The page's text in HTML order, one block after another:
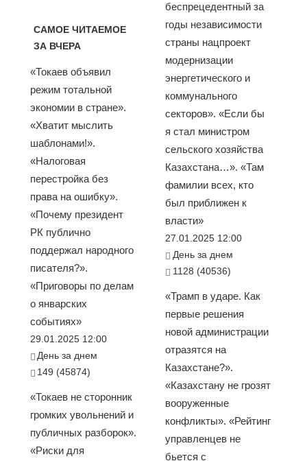
САМОЕ ЧИТАЕМОЕ
ЗА ВЧЕРА
«Токаев объявил
режим тотальной
экономии в стране».
«Хватит мыслить
шаблонами!».
«Налоговая
перестройка без
права на ошибку».
«Почему президент
РК публично
поддержал народного
писателя?».
«Приговоры по делам
о январских
событиях»
29.01.2025 12:00
День за днем
149 (45874)
«Токаев не сторонник
громких увольнений и
публичных разборок».
«Риски для
беспрецедентный за
годы независимости
страны нацпроект
модернизации
энергетического и
коммунального
секторов». «Если бы
я стал министром
сельского хозяйства
Казахстана…». «Там
фамилии всех, кто
был приближен к
власти»
27.01.2025 12:00
День за днем
1128 (40536)
«Трамп в ударе. Как
первые решения
новой администрации
отразятся на
Казахстане?».
«Казахстану не грозят
вооруженные
конфликты». «Рейтинг
управленцев не
бьется с